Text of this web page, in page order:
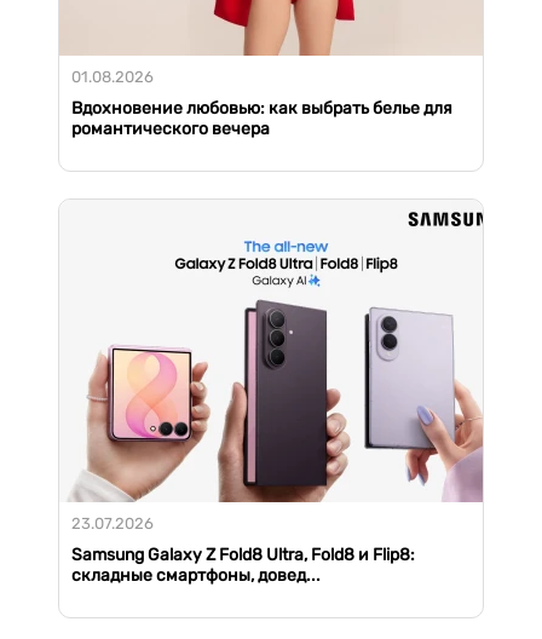
01.08.2026
Вдохновение любовью: как выбрать белье для
романтического вечера
23.07.2026
Samsung Galaxy Z Fold8 Ultra, Fold8 и Flip8:
складные смартфоны, довед...